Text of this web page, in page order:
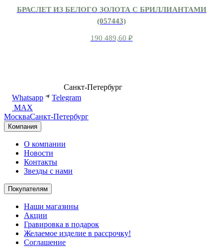
БРАСЛЕТ ИЗ БЕЛОГО ЗОЛОТА С БРИЛЛИАНТАМИ
(057443)
190 489,60 ₽
Санкт-Петербург
Whatsapp
Telegram
MAX
МоскваСанкт-Петербург
Компания
О компании
Новости
Контакты
Звезды с нами
Покупателям
Наши магазины
Акции
Гравировка в подарок
Желаемое изделие в рассрочку!
Соглашение